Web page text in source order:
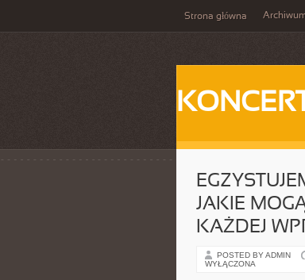
Strona główna
JAKIE
KAŻDEJ
POSTED BY ADMIN
WYŁĄCZONA